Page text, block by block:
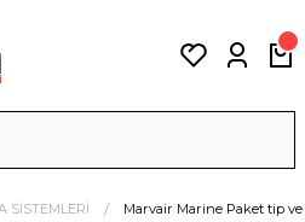
SİSTEMLERİ Marvair Marine Paket tip